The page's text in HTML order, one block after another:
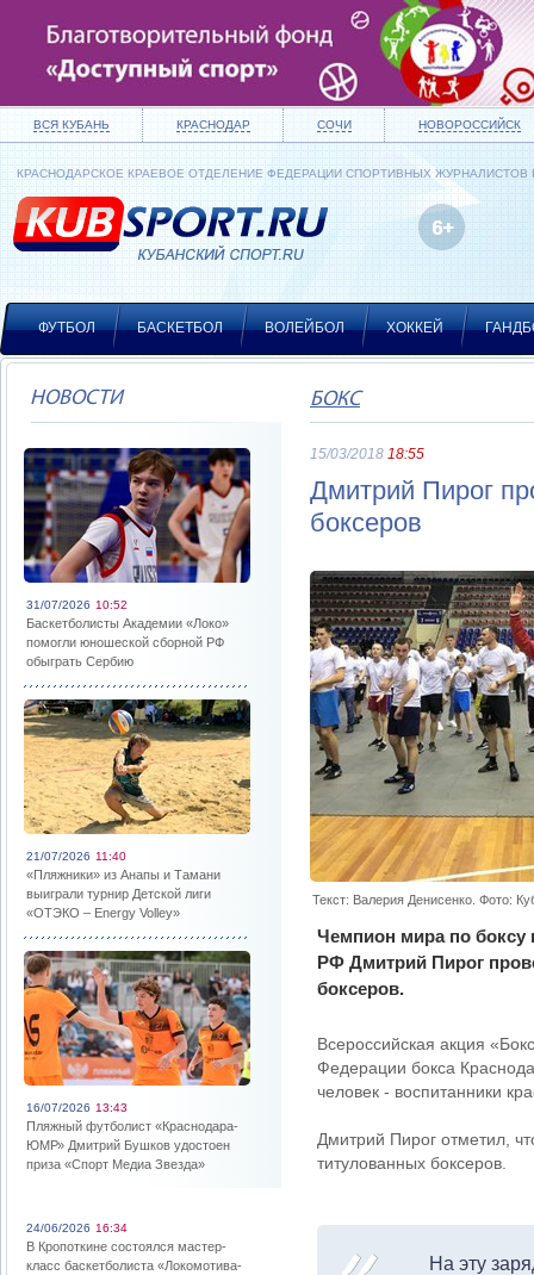
ВСЯ КУБАНЬ КРАСНОДАР СОЧИ НОВОРОССИЙСК
КРАСНОДАРСКОЕ КРАЕВОЕ ОТДЕЛЕНИЕ ФЕДЕРАЦИИ СПОРТИВНЫХ ЖУРНАЛИСТОВ
ФУТБОЛ БАСКЕТБОЛ ВОЛЕЙБОЛ ХОККЕЙ
НОВОСТИ
31/07/2026 10:52
Баскетболисты Академии «Локо»
помогли юношеской сборной РФ
обыграть Сербию
21/07/2026 11:40
«Пляжники» из Анапы и Тамани
выиграли турнир Детской лиги
«ОТЭКО – Energy Volley»
16/07/2026 13:43
Пляжный футболист «Краснодара-
ЮМР» Дмитрий Бушков удостоен
приза «Спорт Медиа Звезда»
24/06/2026 16:34
В Кропоткине состоялся мастер-
класс баскетболиста «Локомотива-
БОКС
15/03/2018 18:55
Дмитрий Пирог
боксеров
Текст: Валерия Денисенко. Фото:
Чемпион мира по боксу
РФ Дмитрий Пирог
боксеров.
Всероссийская акция
Федерации бокса
человек - воспитанники
Дмитрий Пирог отметил,
титулованных боксеров.
На эту